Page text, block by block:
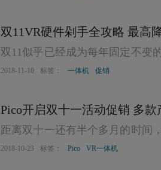
双11VR硬件剁手全攻略 最高
双11似乎已经成为每年固定不变
地，当然双十一很多VR设备也都
2018-11-10 标签： 一体机 促销
Pico开启双十一活动促销 多
距离双十一还有半个多月的时间
动的预售活动，当然VR厂商也
2018-10-23 标签： Pico VR一体机